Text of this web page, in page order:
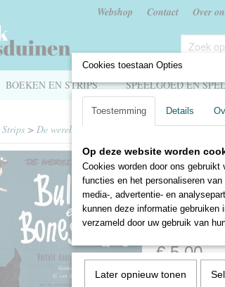
Webshop Contact Over
BOEKEN EN STRIPS SPEELGOED EN
Strips > De wereldreis van Bulletje en Bonestaak -
De
Jong
€ 5,00
✓Op voorraad
Cookies toestaan Opties
Toestemming Details
Op deze website worden
Cookies worden door ons
functies en het personaliseren
media-, advertentie- en
kunnen deze informatie gebruiken
verzameld door uw gebruik van
Later opnieuw tonen